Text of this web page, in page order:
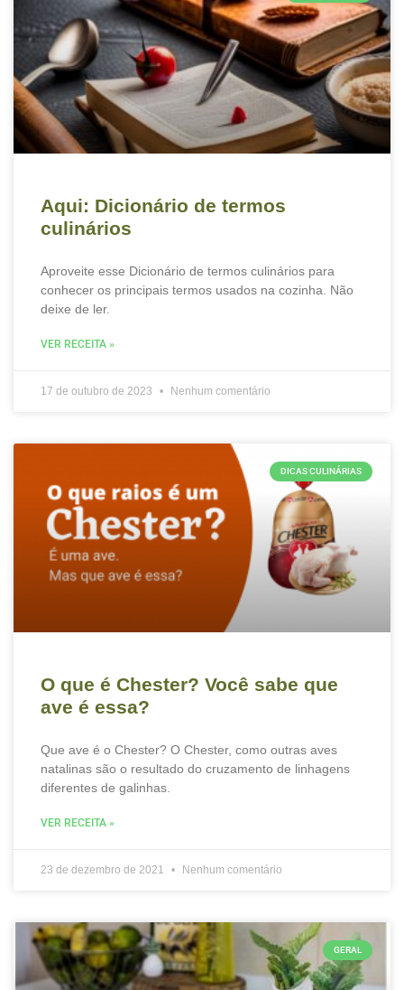
Aqui: Dicionário de termos
culinários
Aproveite esse Dicionário de termos culinários para
conhecer os principais termos usados na cozinha. Não
deixe de ler.
VER RECEITA »
17 de outubro de 2023 Nenhum comentário
DICAS CULINÁRIAS
O que é Chester? Você sabe que
ave é essa?
Que ave é o Chester? O Chester, como outras aves
natalinas são o resultado do cruzamento de linhagens
diferentes de galinhas.
VER RECEITA »
23 de dezembro de 2021 Nenhum comentário
GERAL